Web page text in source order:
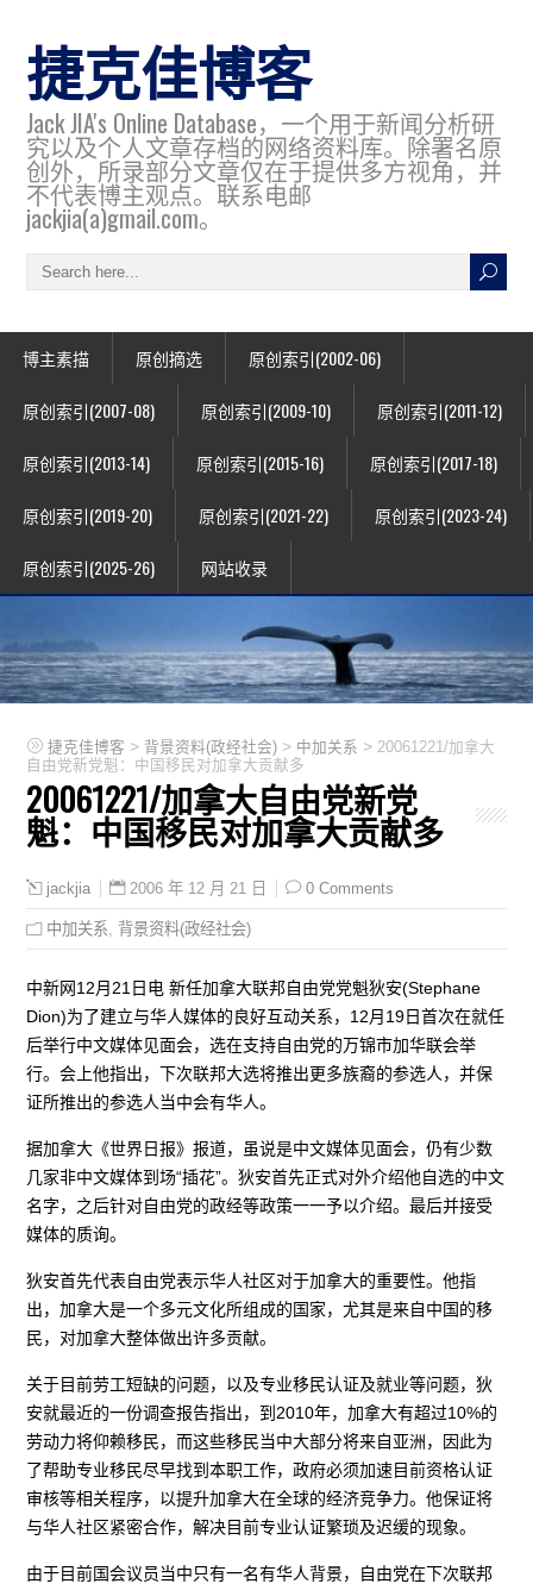
捷克佳博客
Jack JIA's Online Database，一个用于新闻分析研
究以及个人文章存档的网络资料库。除署名原
创外，所录部分文章仅在于提供多方视角，并
不代表博主观点。联系电邮
jackjia(a)gmail.com。
博主素描 原创摘选 原创索引(2002-06)
原创索引(2007-08) 原创索引(2009-10) 原创索引(2011-12)
原创索引(2013-14) 原创索引(2015-16) 原创索引(2017-18)
原创索引(2019-20) 原创索引(2021-22) 原创索引(2023-24)
原创索引(2025-26) 网站收录
捷克佳博客 > 背景资料(政经社会) > 中加关系 > 20061221/加拿大
自由党新党魁：中国移民对加拿大贡献多
20061221/加拿大自由党新党
魁：中国移民对加拿大贡献多
jackjia 2006 年 12 月 21 日 0 Comments
中加关系 背景资料(政经社会)
中新网12月21日电 新任加拿大联邦自由党党魁狄安(Stephane
Dion)为了建立与华人媒体的良好互动关系，12月19日首次在就任
后举行中文媒体见面会，选在支持自由党的万锦市加华联会举
行。会上他指出，下次联邦大选将推出更多族裔的参选人，并保
证所推出的参选人当中会有华人。
据加拿大《世界日报》报道，虽说是中文媒体见面会，仍有少数
几家非中文媒体到场“插花”。狄安首先正式对外介绍他自选的中文
名字，之后针对自由党的政经等政策一一予以介绍。最后并接受
媒体的质询。
狄安首先代表自由党表示华人社区对于加拿大的重要性。他指
出，加拿大是一个多元文化所组成的国家，尤其是来自中国的移
民，对加拿大整体做出许多贡献。
关于目前劳工短缺的问题，以及专业移民认证及就业等问题，狄
安就最近的一份调查报告指出，到2010年，加拿大有超过10%的
劳动力将仰赖移民，而这些移民当中大部分将来自亚洲，因此为
了帮助专业移民尽早找到本职工作，政府必须加速目前资格认证
审核等相关程序，以提升加拿大在全球的经济竞争力。他保证将
与华人社区紧密合作，解决目前专业认证繁琐及迟缓的现象。
由于目前国会议员当中只有一名有华人背景，自由党在下次联邦